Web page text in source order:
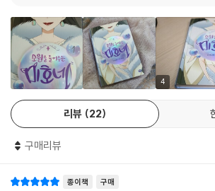
게 빠져들 거예요.
4
리뷰 22
구매리뷰
종이책 구매